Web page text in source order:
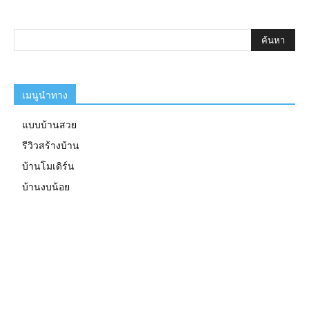
เมนูนำทาง
แบบบ้านสวย
รีวิวสร้างบ้าน
บ้านโมเดิร์น
บ้านงบน้อย